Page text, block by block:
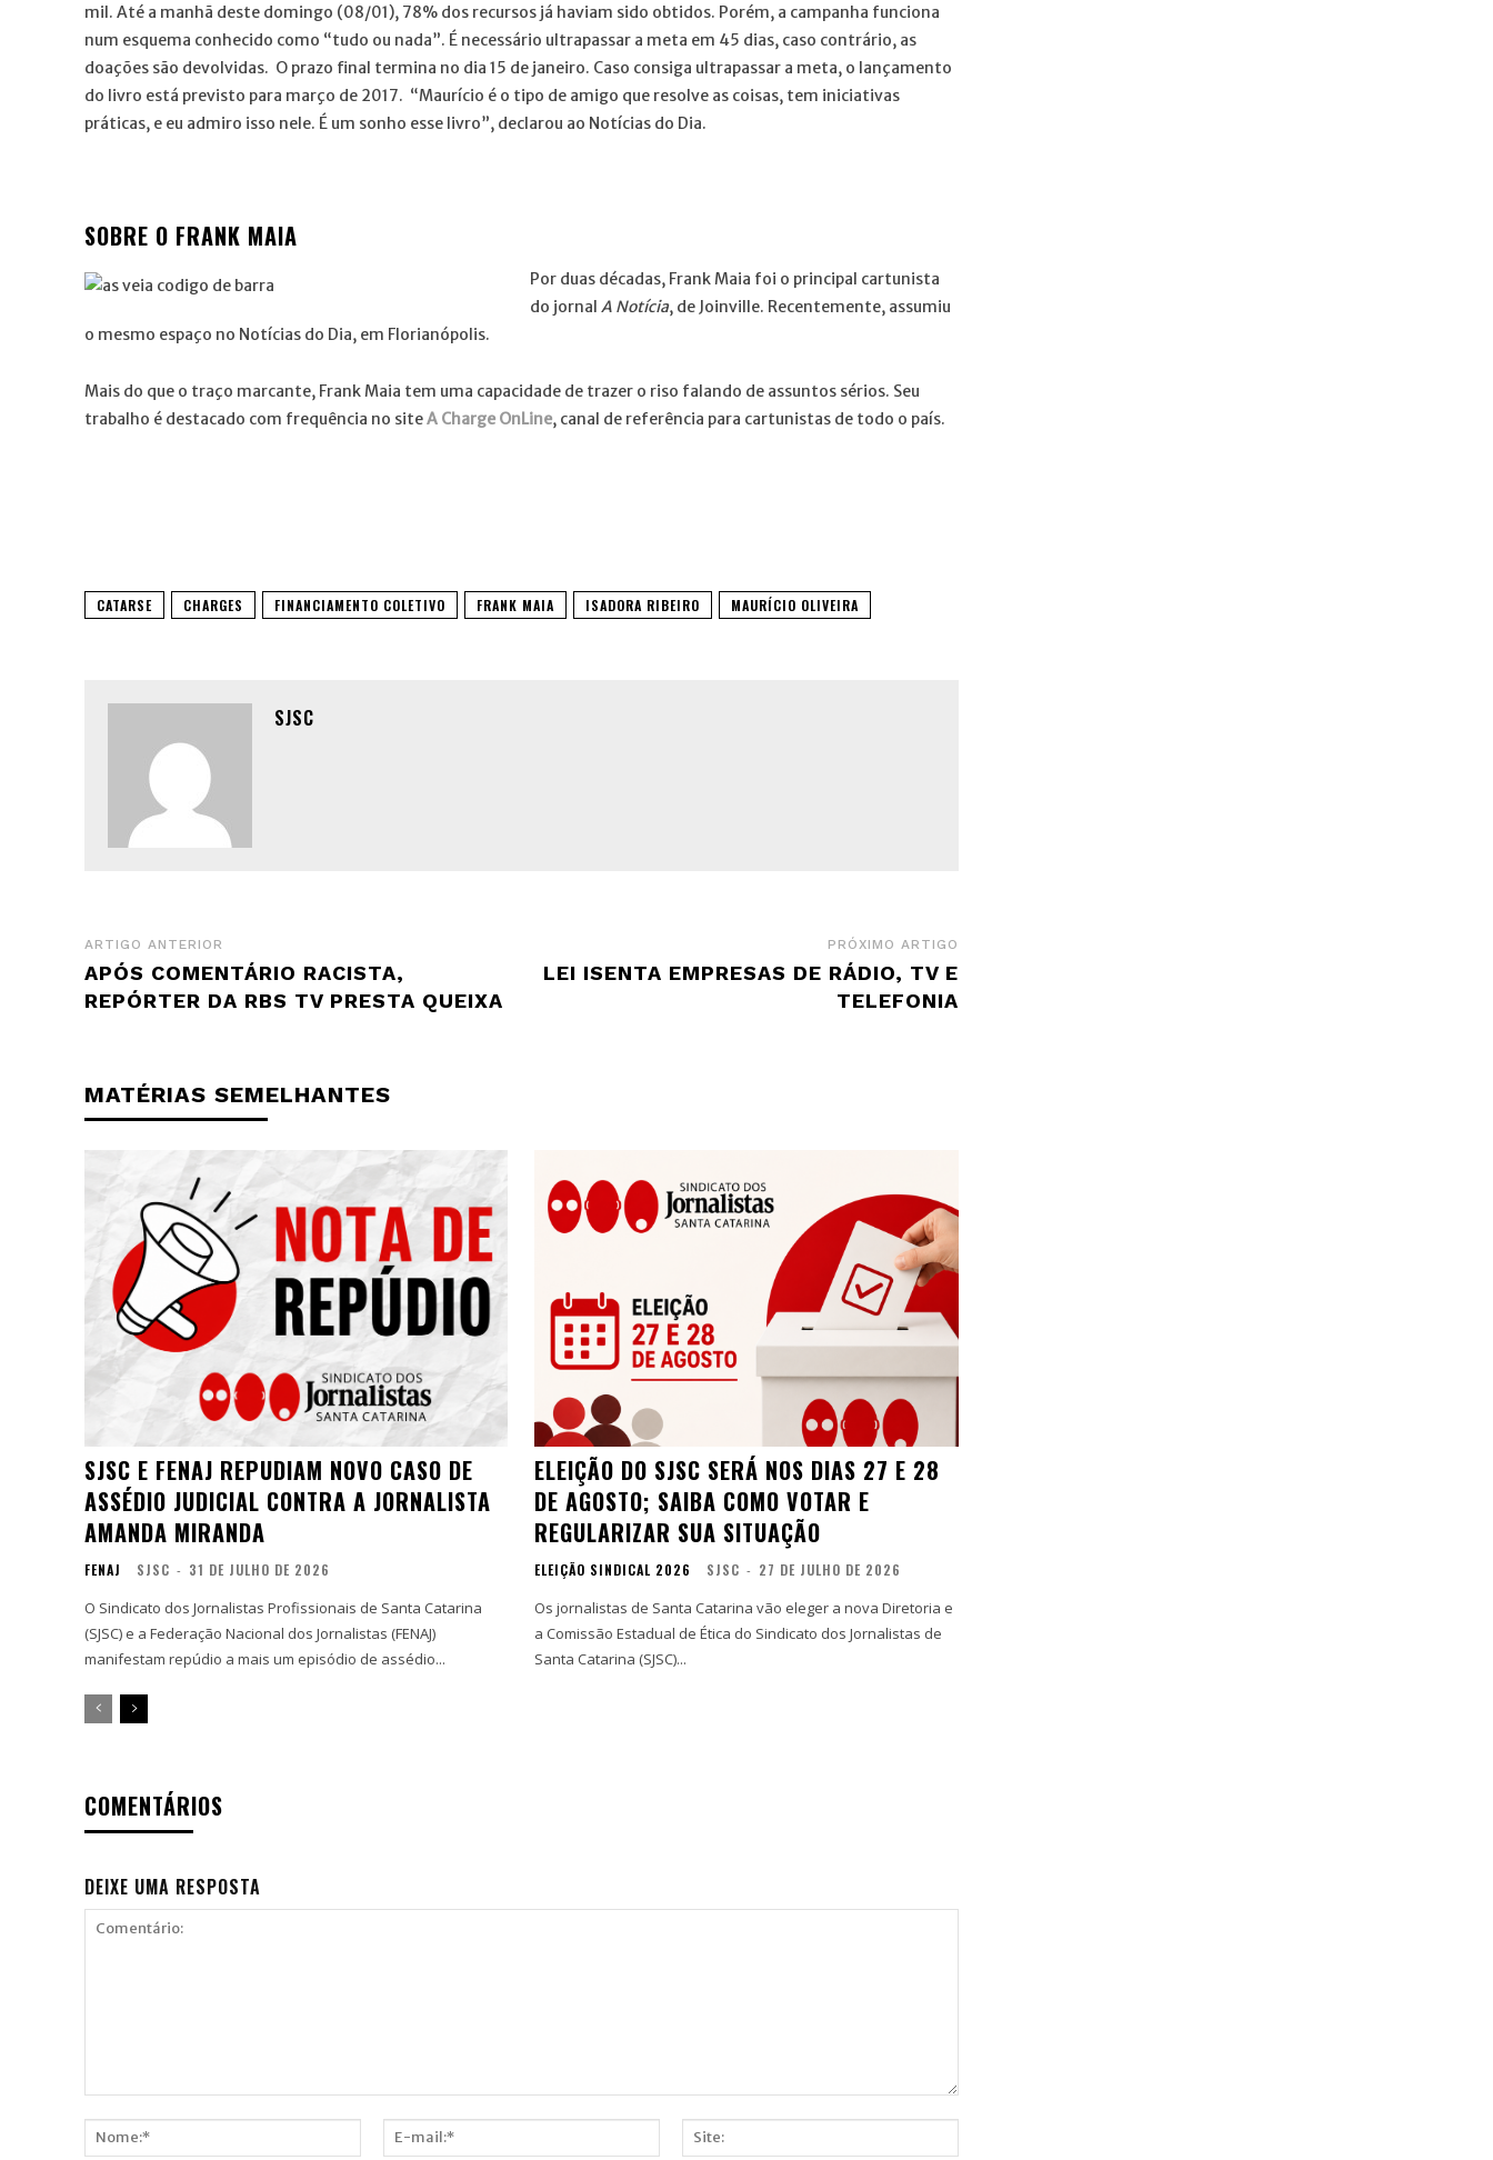
mil. Até a manhã deste domingo (08/01), 78% dos recursos já haviam sido obtidos. Porém, a campanha funciona
num esquema conhecido como “tudo ou nada”. É necessário ultrapassar a meta em 45 dias, caso contrário, as
doações são devolvidas. O prazo final termina no dia 15 de janeiro. Caso consiga ultrapassar a meta, o lançamento
do livro está previsto para março de 2017. “Maurício é o tipo de amigo que resolve as coisas, tem iniciativas
práticas, e eu admiro isso nele. É um sonho esse livro”, declarou ao Notícias do Dia.
SOBRE O FRANK MAIA
Por duas décadas, Frank Maia foi o principal cartunista
do jornal A Notícia, de Joinville. Recentemente, assumiu
o mesmo espaço no Notícias do Dia, em Florianópolis.
Mais do que o traço marcante, Frank Maia tem uma capacidade de trazer o riso falando de assuntos sérios. Seu
trabalho é destacado com frequência no siteA Charge OnLine, canal de referência para cartunistas de todo o país.
CATARSE CHARGES FINANCIAMENTO COLETIVO FRANK MAIA ISADORA RIBEIRO MAURÍCIO OLIVEIRA
SJSC
ARTIGO ANTERIOR
APÓS COMENTÁRIO RACISTA,
REPÓRTER DA RBS TV PRESTA QUEIXA
PRÓXIMO ARTIGO
LEI ISENTA EMPRESAS DE RÁDIO, TV E
TELEFONIA
MATÉRIAS SEMELHANTES
SJSC E FENAJ REPUDIAM NOVO CASO DE
ASSÉDIO JUDICIAL CONTRA A JORNALISTA
AMANDA MIRANDA
FENAJ SJSC - 31 DE JULHO DE 2026
O Sindicato dos Jornalistas Profissionais de Santa Catarina
(SJSC) e a Federação Nacional dos Jornalistas (FENAJ)
manifestam repúdio a mais um episódio de assédio...
ELEIÇÃO DO SJSC SERÁ NOS DIAS 27 E 28
DE AGOSTO; SAIBA COMO VOTAR E
REGULARIZAR SUA SITUAÇÃO
ELEIÇÃO SINDICAL 2026 SJSC - 27 DE JULHO DE 2026
Os jornalistas de Santa Catarina vão eleger a nova Diretoria e
a Comissão Estadual de Ética do Sindicato dos Jornalistas de
Santa Catarina (SJSC)...
COMENTÁRIOS
DEIXE UMA RESPOSTA